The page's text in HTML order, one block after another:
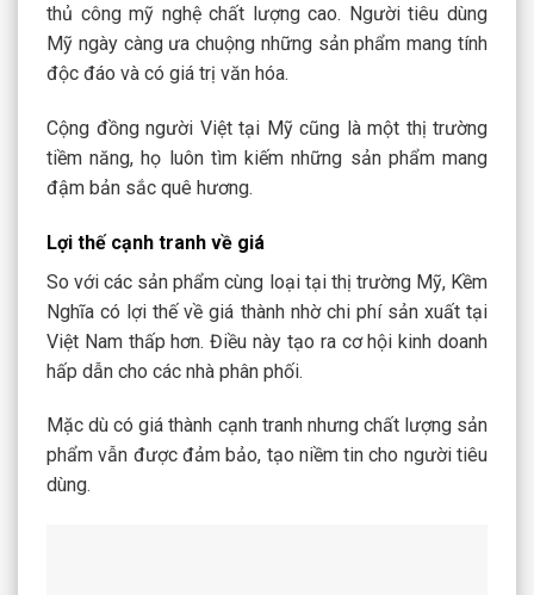
thủ công mỹ nghệ chất lượng cao. Người tiêu dùng
Mỹ ngày càng ưa chuộng những sản phẩm mang tính
độc đáo và có giá trị văn hóa.
Cộng đồng người Việt tại Mỹ cũng là một thị trường
tiềm năng, họ luôn tìm kiếm những sản phẩm mang
đậm bản sắc quê hương.
Lợi thế cạnh tranh về giá
So với các sản phẩm cùng loại tại thị trường Mỹ, Kềm
Nghĩa có lợi thế về giá thành nhờ chi phí sản xuất tại
Việt Nam thấp hơn. Điều này tạo ra cơ hội kinh doanh
hấp dẫn cho các nhà phân phối.
Mặc dù có giá thành cạnh tranh nhưng chất lượng sản
phẩm vẫn được đảm bảo, tạo niềm tin cho người tiêu
dùng.